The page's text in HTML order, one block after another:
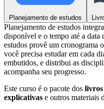
Planejamento de estudos
Planejamento de estudos
disponível e o tempo até a data
estudos provê um cronograma
você precisa estudar em cada
embutidos, e distribui as
acompanha seu progresso.
Este curso é o pacote dos
explicativas e outros materiais